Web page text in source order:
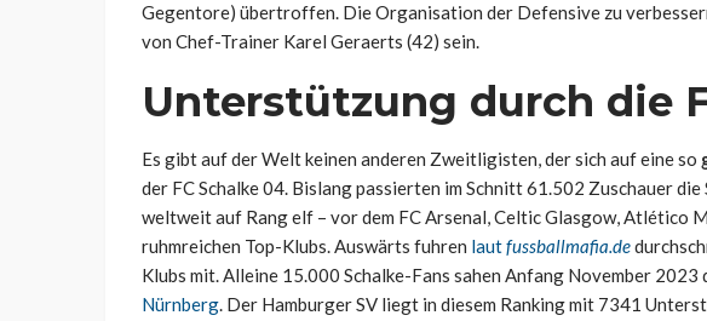
Gegentore) übertroffen. Die Organisation der Defensive zu
von Chef-Trainer Karel Geraerts (42) sein.
Unterstützung durch die
Es gibt auf der Welt keinen anderen Zweitligisten, der sich auf eine so
der FC Schalke 04. Bislang passierten im Schnitt 61.502 Zuschauer
weltweit auf Rang elf – vor dem FC Arsenal, Celtic Glasgow, Atlético
ruhmreichen Top-Klubs. Auswärts fuhren lautfussballmafia.de
Klubs mit. Alleine 15.000 Schalke-Fans sahen Anfang November 2023
Nürnberg. Der Hamburger SV liegt in diesem Ranking mit 7341